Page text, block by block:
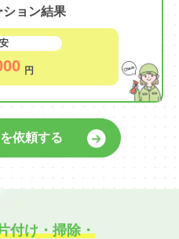
ション結果
円
依頼する
付け・掃除・